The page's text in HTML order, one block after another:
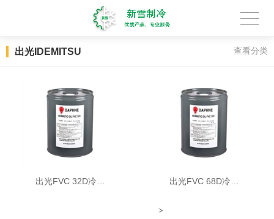
出光IDEMITSU 查看分类
出光FVC 32D冷… 出光FVC 68D冷…
>